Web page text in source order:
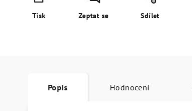
Tisk Zeptat se Sdílet
Popis Hodnocení